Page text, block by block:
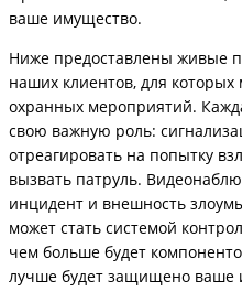
ваше имущество.
Ниже предоставлены живые
наших клиентов, для
охранных мероприятий.
свою важную роль:
отреагировать на попытку
вызвать патруль.
инцидент и внешность
может стать системой
чем больше будет
лучше будет защищено ваше